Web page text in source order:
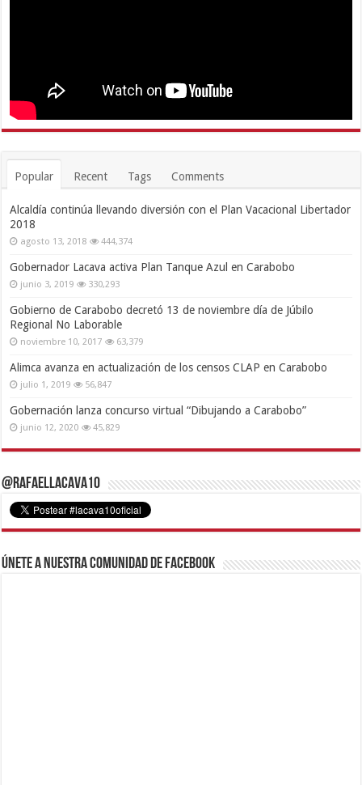
Popular Recent Tags Comments
Alcaldía continúa llevando diversión con el Plan Vacacional Libertador
2018
agosto 13, 2018 444,374
Gobernador Lacava activa Plan Tanque Azul en Carabobo
junio 3, 2019 330,293
Gobierno de Carabobo decretó 13 de noviembre día de Júbilo
Regional No Laborable
noviembre 10, 2017 63,379
Alimca avanza en actualización de los censos CLAP en Carabobo
julio 1, 2019 56,847
Gobernación lanza concurso virtual “Dibujando a Carabobo”
junio 12, 2020 45,829
@RafaelLacava10
Únete a nuestra comunidad de Facebook